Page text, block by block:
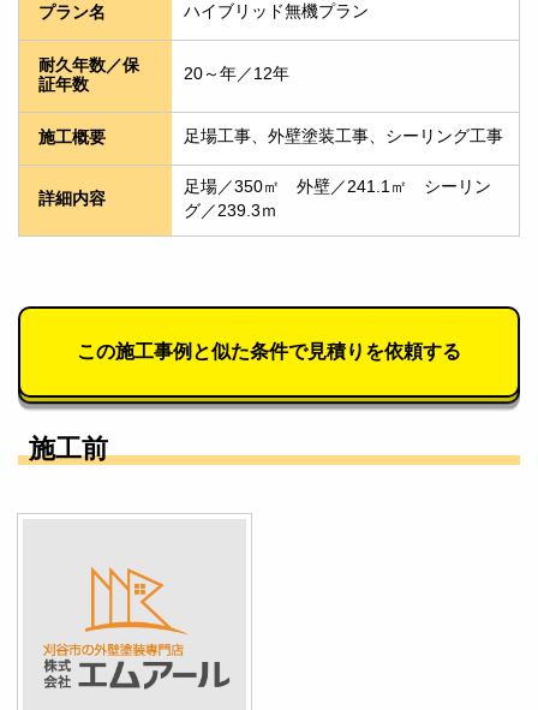
プラン名 ハイブリッド無機プラン
耐久年数／保
証年数
20～年／12年
施工概要 足場工事、外壁塗装工事、シーリング工事
詳細内容
足場／350㎡　外壁／241.1㎡　シーリン
グ／239.3ｍ
この施工事例と似た条件で見積りを依頼する
施工前